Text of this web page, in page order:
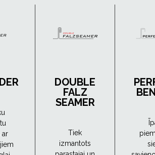
ar
DOUBLE
FALZ
SEAMER
Tiek
izmantots